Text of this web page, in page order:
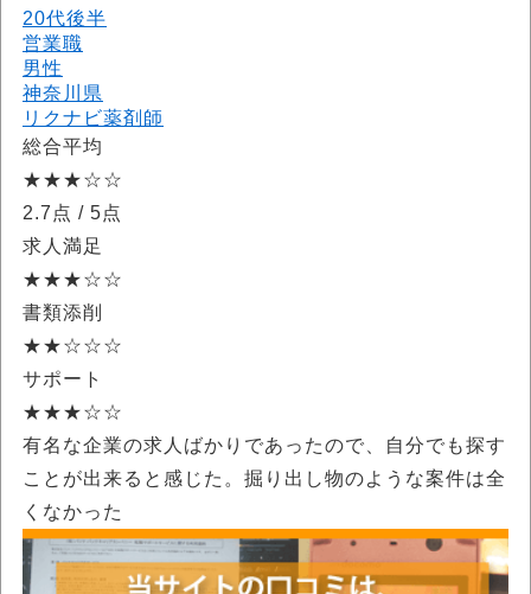
20代後半
営業職
男性
神奈川県
リクナビ薬剤師
総合平均
★★★☆☆
2.7点 / 5点
求人満足
★★★☆☆
書類添削
★★☆☆☆
サポート
★★★☆☆
有名な企業の求人ばかりであったので、自分でも探す
ことが出来ると感じた。掘り出し物のような案件は全
くなかった